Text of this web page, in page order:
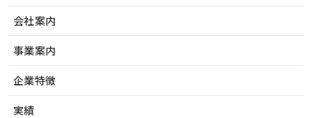
会社案内
事業案内
企業特徴
実績